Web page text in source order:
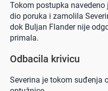
Tokom postupka
dio poruka i zamolila
dok Buljan Flander nije
primala.
Odbacila krivicu
Severina je tokom suđenja